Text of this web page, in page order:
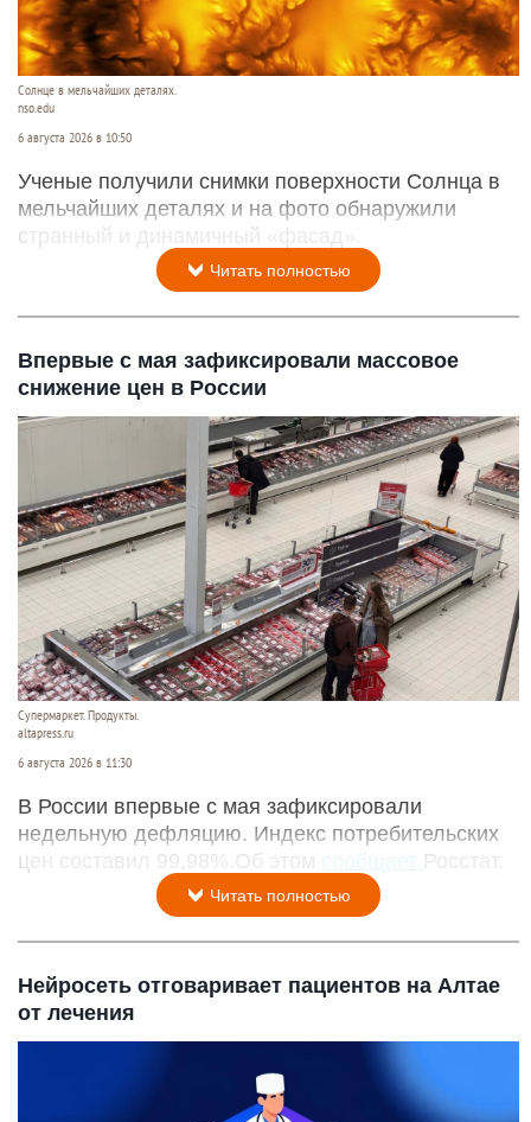
Солнце в мельчайших деталях.
nso.edu
6 августа 2026 в 10:50
Ученые получили снимки поверхности Солнца в
мельчайших деталях и на фото обнаружили
странный и динамичный «фасад».
Читать полностью
Впервые с мая зафиксировали массовое
снижение цен в России
Супермаркет. Продукты.
altapress.ru
6 августа 2026 в 11:30
В России впервые с мая зафиксировали
недельную дефляцию. Индекс потребительских
цен составил 99,98%.Об этом
сообщает Росстат.
Читать полностью
Нейросеть отговаривает пациентов на Алтае
от лечения